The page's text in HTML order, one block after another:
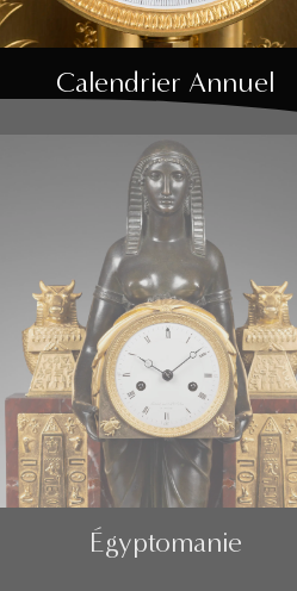
Calendrier Annuel
Égyptomanie